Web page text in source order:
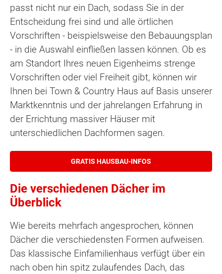
passt nicht nur ein Dach, sodass Sie in der
Entscheidung frei sind und alle örtlichen
Vorschriften - beispielsweise den Bebauungsplan
- in die Auswahl einfließen lassen können. Ob es
am Standort Ihres neuen Eigenheims strenge
Vorschriften oder viel Freiheit gibt, können wir
Ihnen bei Town & Country Haus auf Basis unserer
Marktkenntnis und der jahrelangen Erfahrung in
der Errichtung massiver Häuser mit
unterschiedlichen Dachformen sagen.
GRATIS HAUSBAU-INFOS
Die verschiedenen Dächer im
Überblick
Wie bereits mehrfach angesprochen, können
Dächer die verschiedensten Formen aufweisen.
Das klassische Einfamilienhaus verfügt über ein
nach oben hin spitz zulaufendes Dach, das